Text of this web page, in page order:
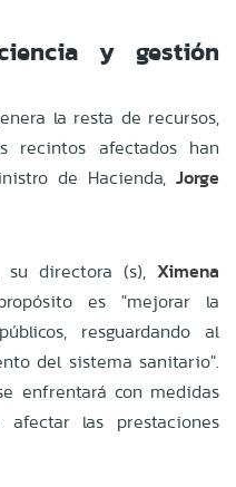
y gestión
la resta de recursos,
recintos afectados han
de Hacienda, Jorge
directora (s), Ximena
es "mejorar la
resguardando al
del sistema sanitario".
enfrentará con medidas
las prestaciones